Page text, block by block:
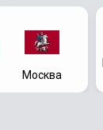
Москва